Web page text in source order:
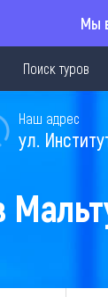
Мы
Поиск туров
Наш адрес
ул.